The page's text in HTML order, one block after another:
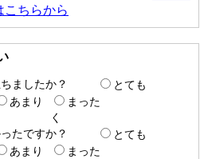
こちらから
ましたか？
とても
あまり
まった
く
たですか？
とても
あまり
まった